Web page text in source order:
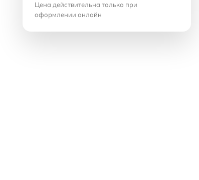
Цена действительна только при
оформлении онлайн